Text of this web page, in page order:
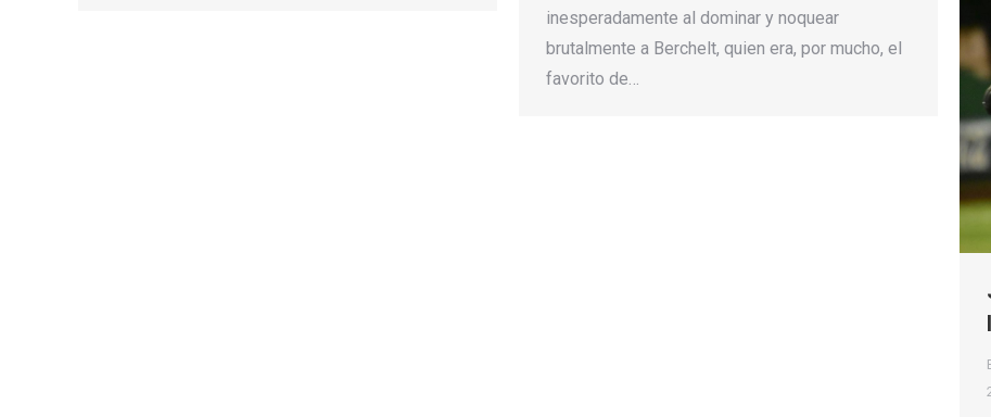
inesperadamente al dominar y noquear
brutalmente a Berchelt, quien era, por mucho, el
favorito de…